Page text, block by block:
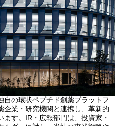
自の環状ペプチド創薬プラットフ
企業・研究機関と連携し、革新的
ます。IR・広報部門は、投資家・